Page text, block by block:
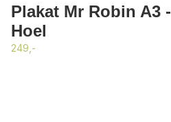
Plakat Mr Robin A3
Hoel
249,-